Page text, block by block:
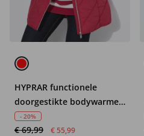
HYPRAR functionele
doorgestikte bodywarmer,
waterafstotend, capuchon
- 20%
€ 69,99 € 55,99